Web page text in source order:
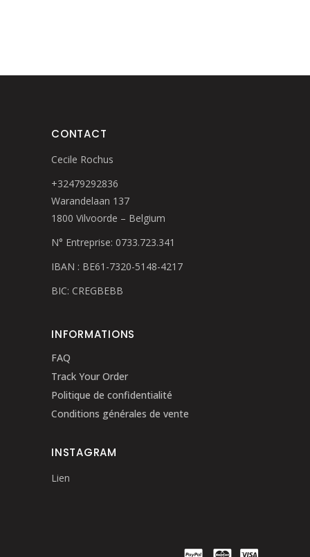
CONTACT
Cecile Rochus
+32479292836
Warandelaan 137
1800 Vilvoorde – Belgium
N° Entreprise: 0733.723.341
IBAN : BE61-7320-5148-4217
BIC: CREGBEBB
INFORMATIONS
FAQ
Track Your Order
Politique de confidentialité
Conditions générales de vente
INSTAGRAM
Lien